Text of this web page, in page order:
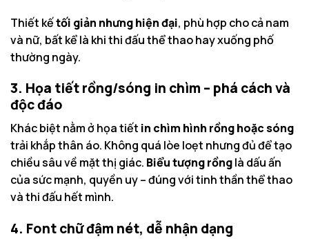
Thiết kếtối giản nhưng hiện đại, phù hợp cho cả nam
và nữ, bất kể là khi thi đấu thể thao hay xuống phố
thường ngày.
3. Họa tiết rồng/sóng in chìm – phá cách và
độc đáo
Khác biệt nằm ở họa tiết in chìm hình rồng hoặc sóng
trải khắp thân áo. Không quá lòe loẹt nhưng đủ để tạo
chiều sâu về mặt thị giác. Biểu tượng rồnglà dấu ấn
của sức mạnh, quyền uy – đúng với tinh thần thể thao
và thi đấu hết mình.
4. Font chữ đậm nét, dễ nhận dạng